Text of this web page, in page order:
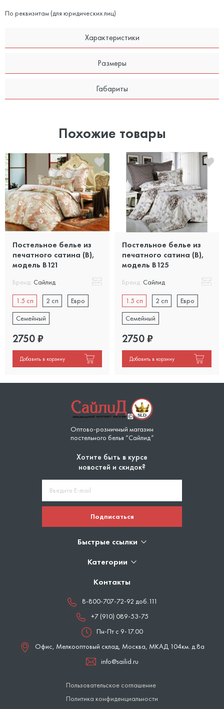
По реквизитам (для юридических лиц)
Характеристики
Размеры
Габариты
Похожие товары
Постельное белье из
печатного сатина (B),
модель B121
Бренд: Сайлид
1.5 сп 2 сп
Евро
Семейный
2750₽
Добавить в корзину
Постельное белье из
печатного сатина (B),
модель B125
Бренд: Сайлид
1.5 сп 2 сп
Евро
Семейный
2750₽
Добавить в корзину
Оптово-розничный магазин
постельного белья “Сайлид”
Хотите быть в курсе
новостей и скидок?
Подписаться
Быстрые ссылки
Категории
Контакты
8-800-707-72-92 доб.111
+7 (910) 089-53-75
Пн-Пт с 9-17.00
Офис, Мелкооптовый склад, Москва, МКАД 104км. д.8а
info@sailid.ru
Пользовательское соглашение
Политика конфиденциальности